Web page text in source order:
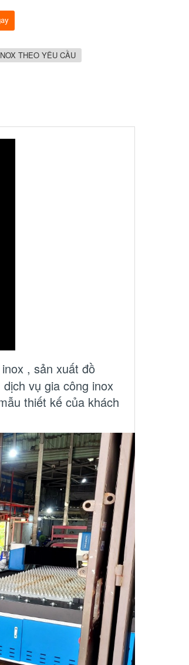
THEO YÊU CẦU
, sản xuất đồ
vụ gia công inox
thiết kế của khách